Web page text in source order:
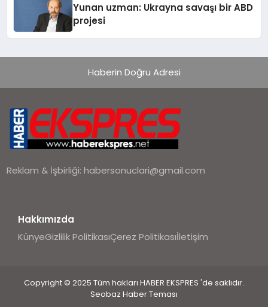
Yunan uzman: Ukrayna savaşı bir ABD
projesi
Haberin Doğru Adresi
Reklam & İşbirliği:habersonuclari@gmail.com
Hakkımızda
KünyeGizlilik PolitikasıÇerez Politikasıİletişim
Copyright © 2025 Tüm hakları HABER EKSPRES 'de saklıdır.
Seobaz Haber Teması